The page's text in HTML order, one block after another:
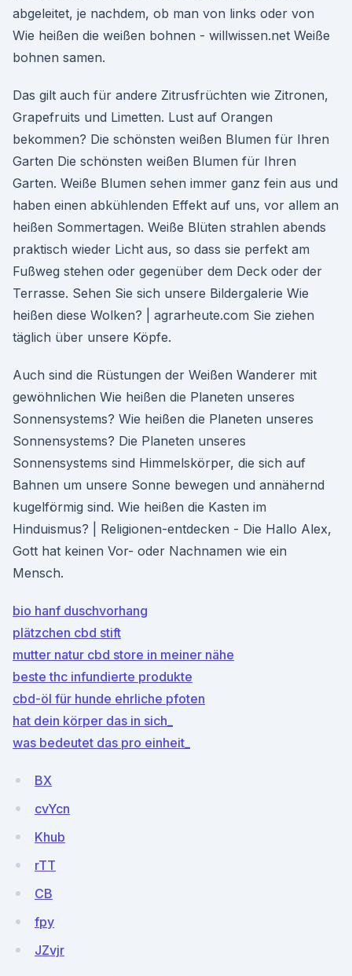
abgeleitet, je nachdem, ob man von links oder von
Wie heißen die weißen bohnen - willwissen.net Weiße
bohnen samen.
Das gilt auch für andere Zitrusfrüchten wie Zitronen,
Grapefruits und Limetten. Lust auf Orangen
bekommen? Die schönsten weißen Blumen für Ihren
Garten Die schönsten weißen Blumen für Ihren
Garten. Weiße Blumen sehen immer ganz fein aus und
haben einen abkühlenden Effekt auf uns, vor allem an
heißen Sommertagen. Weiße Blüten strahlen abends
praktisch wieder Licht aus, so dass sie perfekt am
Fußweg stehen oder gegenüber dem Deck oder der
Terrasse. Sehen Sie sich unsere Bildergalerie Wie
heißen diese Wolken? | agrarheute.com Sie ziehen
täglich über unsere Köpfe.
Auch sind die Rüstungen der Weißen Wanderer mit
gewöhnlichen Wie heißen die Planeten unseres
Sonnensystems? Wie heißen die Planeten unseres
Sonnensystems? Die Planeten unseres
Sonnensystems sind Himmelskörper, die sich auf
Bahnen um unsere Sonne bewegen und annähernd
kugelförmig sind. Wie heißen die Kasten im
Hinduismus? | Religionen-entdecken - Die Hallo Alex,
Gott hat keinen Vor- oder Nachnamen wie ein
Mensch.
bio hanf duschvorhang
plätzchen cbd stift
mutter natur cbd store in meiner nähe
beste thc infundierte produkte
cbd-öl für hunde ehrliche pfoten
hat dein körper das in sich_
was bedeutet das pro einheit_
BX
cvYcn
Khub
rTT
CB
fpy
JZvjr